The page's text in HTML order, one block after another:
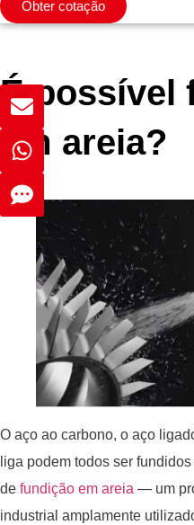
Obter cotação
É possível
em areia?
O aço ao carbono, o aço
liga podem todos ser
de fundição em areia — um
industrial amplamente